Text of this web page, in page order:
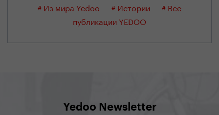
# Из мира Yedoo
# Истории
# Все
публикации YEDOO
Yedoo Newsletter